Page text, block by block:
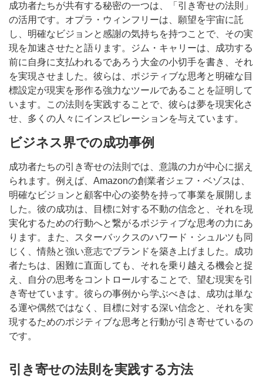
成功者たちが共有する秘密の一つは、「引き寄せの法則」
の活用です。オプラ・ウィンフリーは、願望を宇宙に託
し、明確なビジョンと感謝の気持ちを持つことで、その実
現を加速させたと語ります。ジム・キャリーは、成功する
前に自身に支払われるであろう大金の小切手を書き、それ
を実現させました。彼らは、ポジティブな思考と明確な目
標設定が現実を形作る強力なツールであることを証明して
います。この法則を実践することで、彼らは夢を現実化さ
せ、多くの人々にインスピレーションを与えています。
ビジネス界での成功事例
成功者たちの引き寄せの法則では、意識の力が中心に据え
られます。例えば、Amazonの創業者ジェフ・ベゾスは、
明確なビジョンと顧客中心の姿勢を持って事業を展開しま
した。彼の成功は、目標に対する不動の信念と、それを現
実化するための行動へと繋がるポジティブな思考の力にあ
ります。また、スターバックスのハワード・シュルツも同
じく、情熱と強い意志でブランドを築き上げました。成功
者たちは、困難に直面しても、それを乗り越える機会と捉
え、自分の思考をコントロールすることで、望む現実を引
き寄せています。彼らの事例から学ぶべきは、成功は単な
る運や偶然ではなく、目標に対する深い信念と、それを実
現するためのポジティブな思考と行動が引き寄せているの
です。
引き寄せの法則を実践する方法